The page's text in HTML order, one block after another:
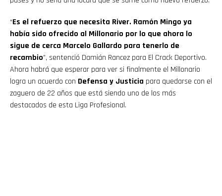
“Es el refuerzo que necesita River. Ramón Mingo ya
había sido ofrecido al Millonario por lo que ahora lo
sigue de cerca Marcelo Gallardo para tenerlo de
recambio”, sentenció Damián Rancez para El Crack Deportivo.
Ahora habrá que esperar para ver si finalmente el Millonario
logra un acuerdo con Defensa y Justicia para quedarse con el
zaguero de 22 años que está siendo uno de los más
destacados de esta Liga Profesional.
Flipboard